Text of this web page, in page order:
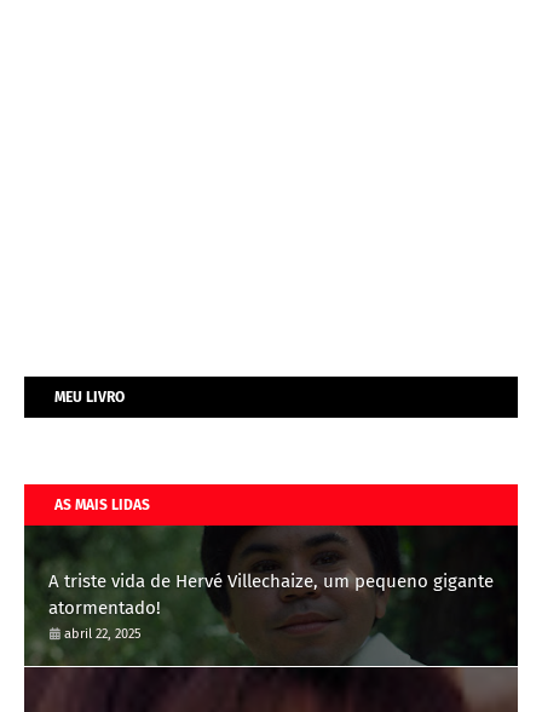
MEU LIVRO
AS MAIS LIDAS
A triste vida de Hervé Villechaize, um pequeno gigante
atormentado!
abril 22, 2025